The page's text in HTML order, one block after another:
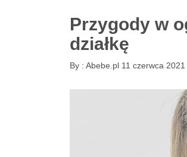
Przygody w
działkę
By : Abebe.pl 11 czerwca 2021